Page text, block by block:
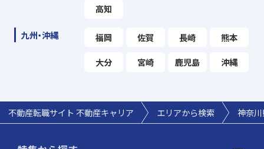
高知
九州・沖縄 福岡 佐賀 長崎 熊本
大分 宮崎 鹿児島 沖縄
不動産転職サイト 不動産キャリア エリアから検索 神奈